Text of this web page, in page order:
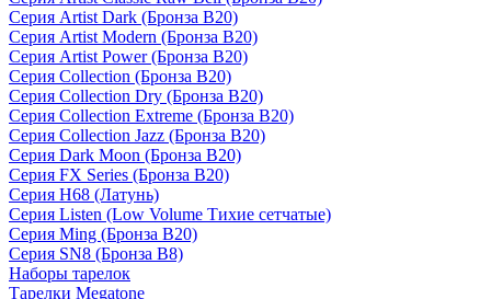
Серия Artist Dark (Бронза B20)
Серия Artist Modern (Бронза B20)
Серия Artist Power (Бронза B20)
Серия Collection (Бронза B20)
Серия Collection Dry (Бронза B20)
Серия Collection Extreme (Бронза B20)
Серия Collection Jazz (Бронза B20)
Серия Dark Moon (Бронза B20)
Серия FX Series (Бронза B20)
Серия H68 (Латунь)
Серия Listen (Low Volume Тихие сетчатые)
Серия Ming (Бронза B20)
Серия SN8 (Бронза B8)
Наборы тарелок
Тарелки Megatone